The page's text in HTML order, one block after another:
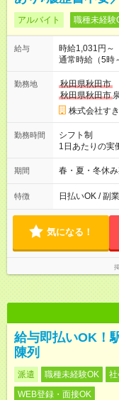
アルバイト 職種未経験
給与
時給1,031円～
通常時給（5時
1313円 高校生時給：1031円 【
00）時給+150円 【試用期間】試用期間あり 試用期間の長さ：1
ヶ月 雇用形態
30日（※条件変
ただきます。
勤務地
秋田県秋田市
秋田県秋田市
株式会社す
勤務時間
シフト制
1日あたりの実
2h～OK ＜シ
後帯 14:00-
ます♪
期間 春・夏・冬休
特徴 日払いOK / 副
気になる！
給与即払いOK！
陳列
派遣 職種未経験OK
WEB登録・面接OK